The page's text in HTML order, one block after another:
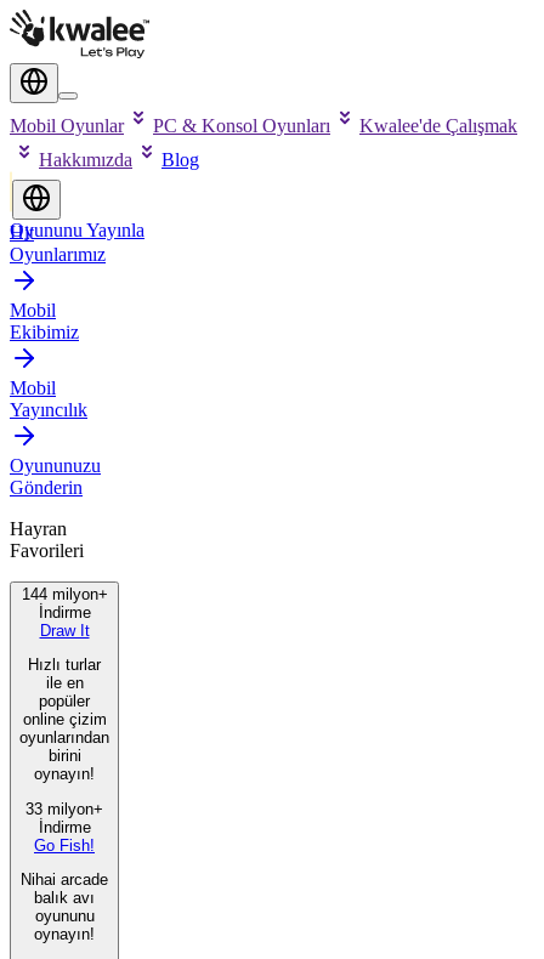
Mobil Oyunlar PC & Konsol Oyunları
Kwalee'de Çalışmak
Hakkımızda
Blog
Oyununu Yayınla
Hit
Oyunlarımız
Mobil
Ekibimiz
Mobil
Yayıncılık
Oyununuzu
Gönderin
Hayran
Favorileri
144 milyon+
İndirme
Draw It
Hızlı turlar
ile en
popüler
online çizim
oyunlarından
birini
oynayın!
33 milyon+
İndirme
Go Fish!
Nihai arcade
balık avı
oyununu
oynayın!